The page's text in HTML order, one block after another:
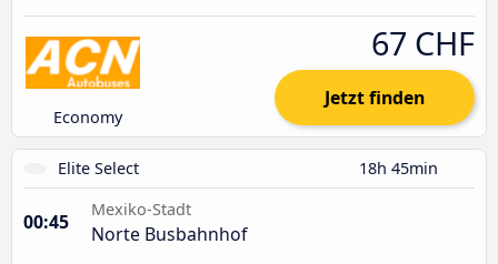
Economy
67 CHF
Jetzt finden
Elite Select 18h 45min
00:45
Mexiko-Stadt
Norte Busbahnhof